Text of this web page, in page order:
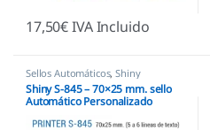
17,50€IVA Incluido
Sellos Automáticos,Shiny
Shiny S-845 – 70×25 mm. sello
Automático Personalizado